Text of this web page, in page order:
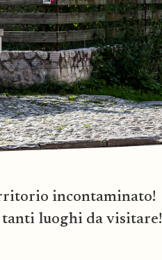
incontaminato!
tanti luoghi da visitare!